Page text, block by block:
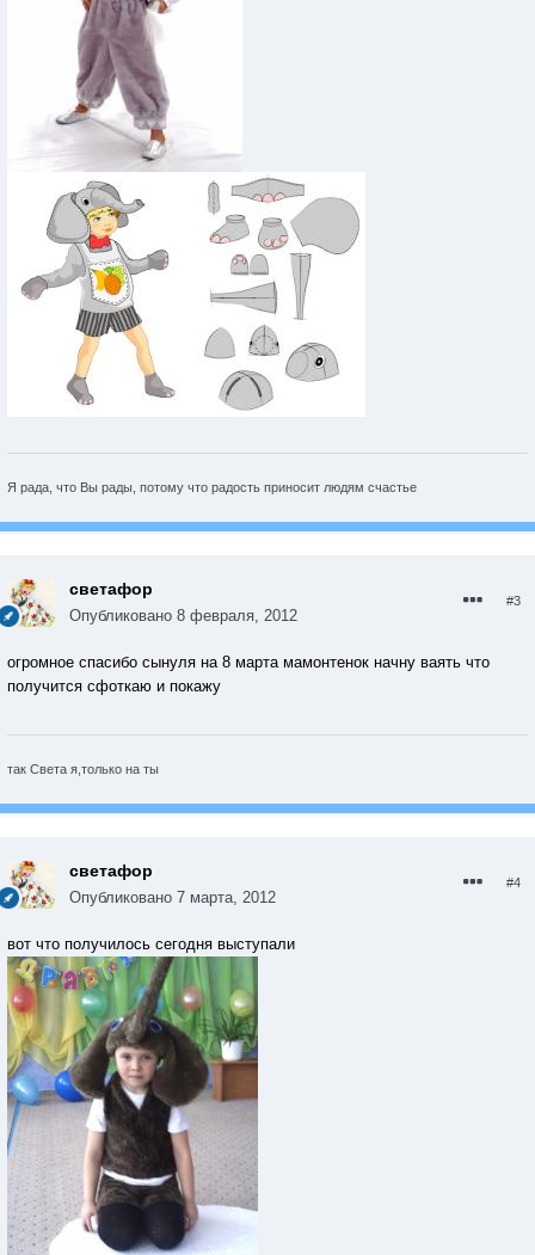
Я рада, что Вы рады, потому что радость приносит людям счастье
светафор
Опубликовано 8 февраля, 2012
#3
огромное спасибо сынуля на 8 марта мамонтенок начну ваять что
получится сфоткаю и покажу
так Света я,только на ты
светафор
Опубликовано 7 марта, 2012
#4
вот что получилось сегодня выступали